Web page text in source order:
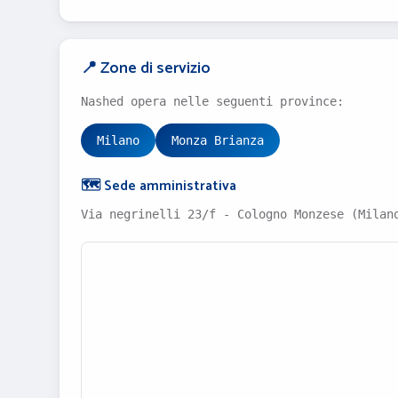
📍 Zone di servizio
Nashed opera nelle seguenti province:
Milano Monza Brianza
🗺️ Sede amministrativa
Via negrinelli 23/f - Cologno Monzese